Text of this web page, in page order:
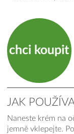
chci koupit
JAK
Naneste krém na
jemně vklepejte.